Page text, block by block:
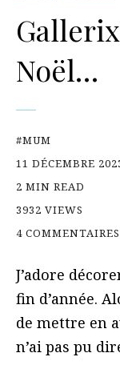
Noël…
#MUM
11 DÉCEMBRE
2 MIN READ
3932 VIEWS
4 COMMENTAIRES
J’adore
fin d’année.
de mettre en
n’ai pas pu